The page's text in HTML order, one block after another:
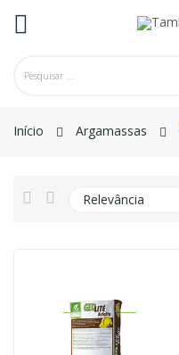
Início Argamassas
Relevância